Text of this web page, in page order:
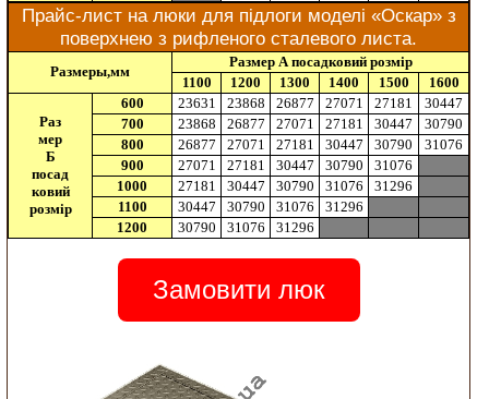
Прайс-лист на люки для підлоги моделі «Оскар» з
поверхнею з рифленого сталевого листа.
Размеры,мм
Размер А посадковий розмір
1100
1200 1300 1400 1500 1600
Раз
мер
Б
посад
ковий
розмір
600 23631 23868 26877 27071 27181
30447
700
23868 26877 27071 27181 30447
30790
800
26877 27071 27181 30447 30790
31076
900
27071 27181 30447 30790
31076
1000
27181 30447 30790 31076
31296
1100
30447 30790 31076
31296
1200
30790 31076 31296
Замовити люк